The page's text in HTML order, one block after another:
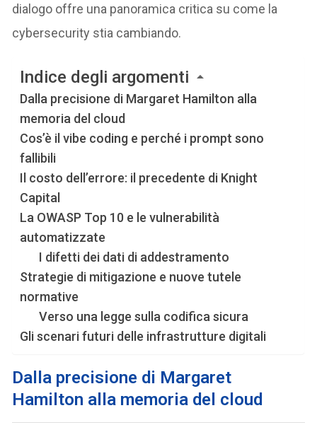
dialogo offre una panoramica critica su come la
cybersecurity stia cambiando.
Indice degli argomenti
Dalla precisione di Margaret Hamilton alla
memoria del cloud
Cos’è il vibe coding e perché i prompt sono
fallibili
Il costo dell’errore: il precedente di Knight
Capital
La OWASP Top 10 e le vulnerabilità
automatizzate
I difetti dei dati di addestramento
Strategie di mitigazione e nuove tutele
normative
Verso una legge sulla codifica sicura
Gli scenari futuri delle infrastrutture digitali
Dalla precisione di Margaret
Hamilton alla memoria del cloud